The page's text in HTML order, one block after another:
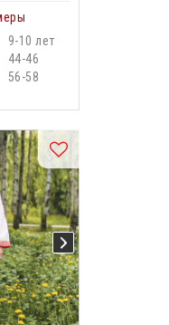
9-10 лет
44-46
56-58